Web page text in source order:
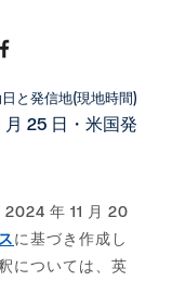
Share
Facebook
と発信地(現地時間)
月 25 日・米国発
年 11 月 20
に基づき作成し
については、英